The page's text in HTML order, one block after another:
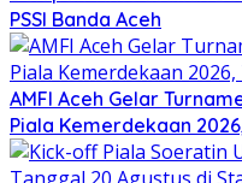
PSSI Banda Aceh
AMFI Aceh Gelar
Piala Kemerdekaan